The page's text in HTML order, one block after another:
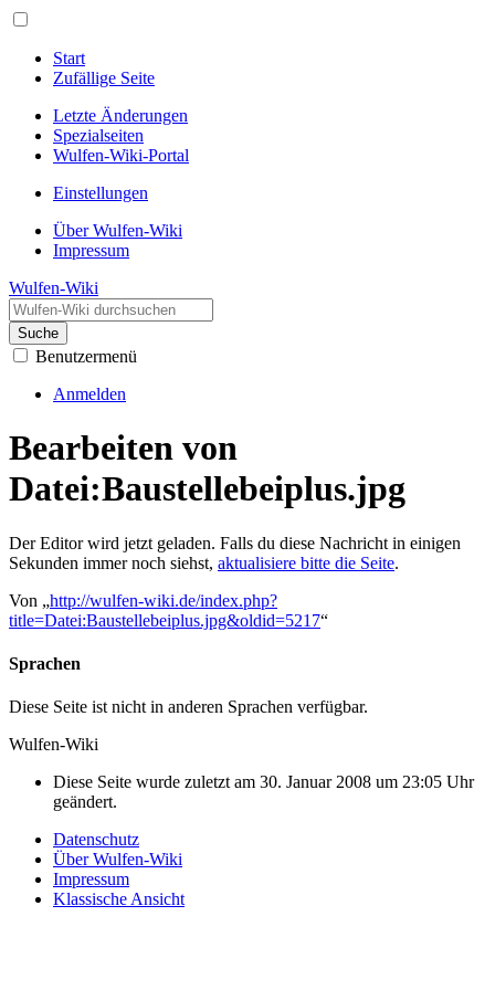
Start
Zufällige Seite
Letzte Änderungen
Spezialseiten
Wulfen-Wiki-Portal
Einstellungen
Über Wulfen-Wiki
Impressum
Wulfen-Wiki
Suche
Benutzermenü
Anmelden
Bearbeiten von
Datei:Baustellebeiplus.jpg
Der Editor wird jetzt geladen. Falls du diese Nachricht in einigen
Sekunden immer noch siehst, aktualisiere bitte die Seite.
Von „http://wulfen-wiki.de/index.php?
title=Datei:Baustellebeiplus.jpg&oldid=5217“
Sprachen
Diese Seite ist nicht in anderen Sprachen verfügbar.
Wulfen-Wiki
Diese Seite wurde zuletzt am 30. Januar 2008 um 23:05 Uhr
geändert.
Datenschutz
Über Wulfen-Wiki
Impressum
Klassische Ansicht